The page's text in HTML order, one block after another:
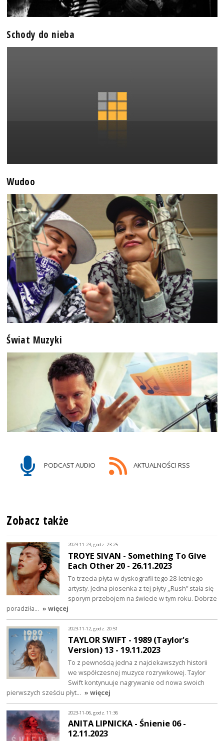
Schody do nieba
Wudoo
Świat Muzyki
PODCAST AUDIO AKTUALNOŚCI RSS
Zobacz także
2023-11-23, godz. 23:25
TROYE SIVAN - Something To Give
Each Other 20 - 26.11.2023
To trzecia płyta w dyskografii tego 28-letniego
artysty. Jedna piosenka z tej płyty ,,Rush” stała się
sporym przebojem na świecie w tym roku. Dobrze
poradziła… » więcej
2023-11-12, godz. 20:51
TAYLOR SWIFT - 1989 (Taylor's
Version) 13 - 19.11.2023
To z pewnością jedna z najciekawszych historii
we współczesnej muzyce rozrywkowej. Taylor
Swift kontynuuje nagrywanie od nowa swoich
pierwszych sześciu płyt… » więcej
2023-11-06, godz. 11:36
ANITA LIPNICKA - Śnienie 06 -
12.11.2023